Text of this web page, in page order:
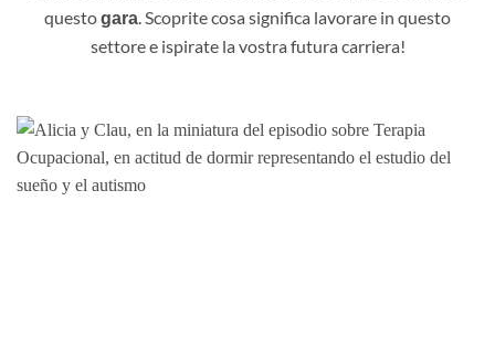
questogara. Scoprite cosa significa lavorare in questo
settore e ispirate la vostra futura carriera!